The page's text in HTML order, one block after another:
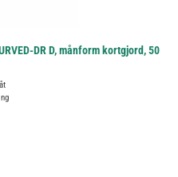
DR D, månform kortgjord, 50